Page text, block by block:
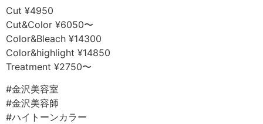
Cut ¥4950
Cut&Color ¥6050〜
Color&Bleach ¥14300
Color&highlight ¥14850
Treatment ¥2750〜
#金沢美容室
#金沢美容師
#ハイトーンカラー